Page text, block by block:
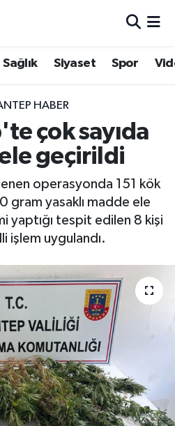
Sağlık Siyaset Spor
HABER
çok sayıda
geçirildi
operasyonda 151 kök
gram yasaklı madde ele
yaptığı tespit edilen 8 kişi
işlem uygulandı.